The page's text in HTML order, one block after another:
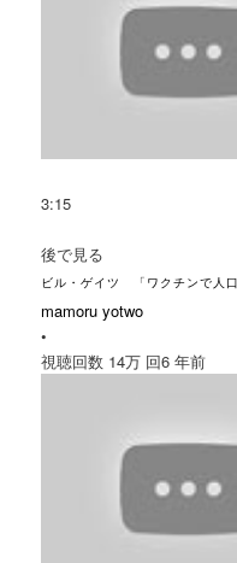
3:15
後で見る
ビル・ゲイツ 「ワクチンで人口
mamoru yotwo
•
視聴回数 14万 回6 年前